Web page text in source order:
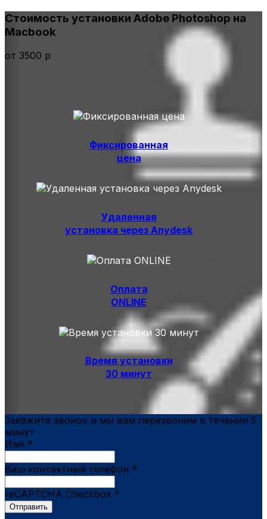
Стоимость установки Adobe Photoshop на
Macbook
от 3500 р
Фиксированная
цена
Удаленная
установка через Anydesk
Оплата
ONLINE
Время установки
30 минут
Закажите звонок и мы вам перезвоним в течении 5
минут
Имя *
Ваш контактный телефон *
reCAPTCHA Checkbox *
Отправить